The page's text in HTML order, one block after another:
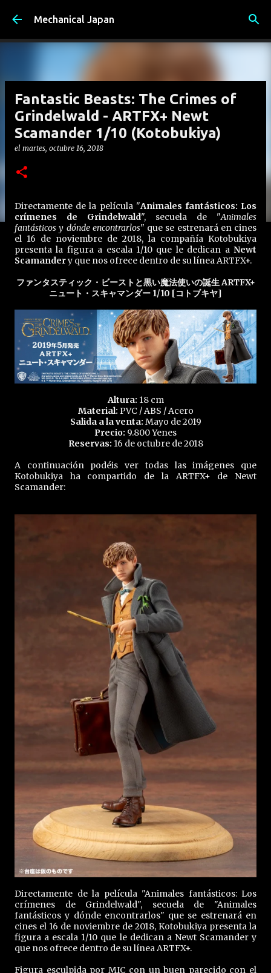
Ir al contenido principal
Mechanical Japan
Fantastic Beasts: The Crimes of
Grindelwald - ARTFX+ Newt
Scamander 1/10 (Kotobukiya)
el martes, octubre 16, 2018
Directamente de la película "Animales fantásticos: Los
crímenes de Grindelwald", secuela de "Animales
fantásticos y dónde encontrarlos" que se estrenará en cines
el 16 de noviembre de 2018, la compañía Kotobukiya
presenta la figura a escala 1/10 que le dedican a Newt
Scamandery que nos ofrece dentro de su línea ARTFX+.
ファンタスティック・ビーストと黒い魔法使いの誕生 ARTFX+
ニュート・スキャマンダー 1/10 [コトブキヤ]
Altura: 18 cm
Material: PVC / ABS / Acero
Salida a la venta: Mayo de 2019
Precio: 9.800 Yenes
Reservas: 16 de octubre de 2018
A continuación podéis ver todas las imágenes que
Kotobukiya ha compartido de la ARTFX+ de Newt
Scamander:
Directamente de la película "Animales fantásticos: Los
crímenes de Grindelwald", secuela de "Animales
fantásticos y dónde encontrarlos" que se estrenará en
cines el 16 de noviembre de 2018, Kotobukiya presenta la
figura a escala 1/10 que le dedican a Newt Scamander y
que nos ofrece dentro de su línea ARTFX+.
Figura esculpida por MIC con un buen parecido con el